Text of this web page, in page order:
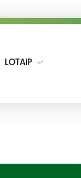
LOTAIP